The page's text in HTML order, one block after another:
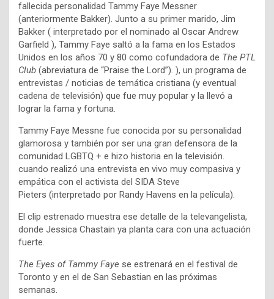
fallecida personalidad Tammy Faye Messner
(anteriormente Bakker). Junto a su primer marido, Jim
Bakker ( interpretado por el nominado al Oscar Andrew
Garfield ), Tammy Faye saltó a la fama en los Estados
Unidos en los años 70 y 80 como cofundadora de The PTL
Club (abreviatura de “Praise the Lord”). ), un programa de
entrevistas / noticias de temática cristiana (y eventual
cadena de televisión) que fue muy popular y la llevó a
lograr la fama y fortuna.
Tammy Faye Messne fue conocida por su personalidad
glamorosa y también por ser una gran defensora de la
comunidad LGBTQ + e hizo historia en la televisión.
cuando realizó una entrevista en vivo muy compasiva y
empática con el activista del SIDA Steve
Pieters (interpretado por Randy Havens en la película).
El clip estrenado muestra ese detalle de la televangelista,
donde Jessica Chastain ya planta cara con una actuación
fuerte.
The Eyes of Tammy Faye se estrenará en el festival de
Toronto y en el de San Sebastian en las próximas
semanas.